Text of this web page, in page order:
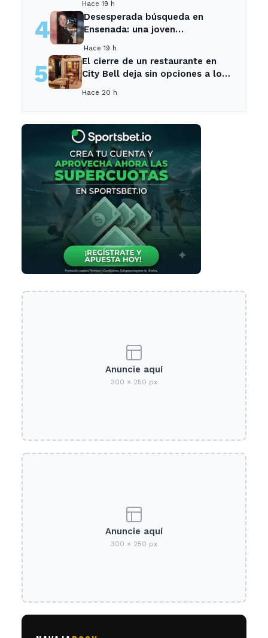
Hace 19 h
4
Desesperada búsqueda en
Ensenada: una joven
Hace 19 h
5
El cierre de un restaurante en
City Bell deja sin opciones a los
Hace 20 h
Anuncie aquí
300 × 250 px
Anuncie aquí
300 × 250 px